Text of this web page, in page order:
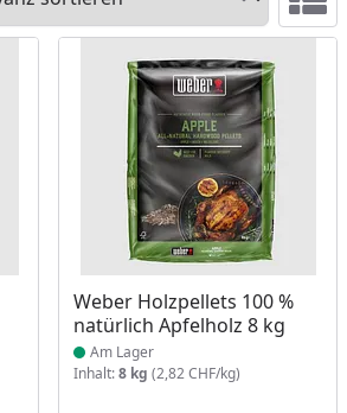
Weber Holzpellets 100 %
natürlich Apfelholz 8 kg
Produkt am Lager
Am Lager
Inhalt:8 kg (2,82 CHF/kg)